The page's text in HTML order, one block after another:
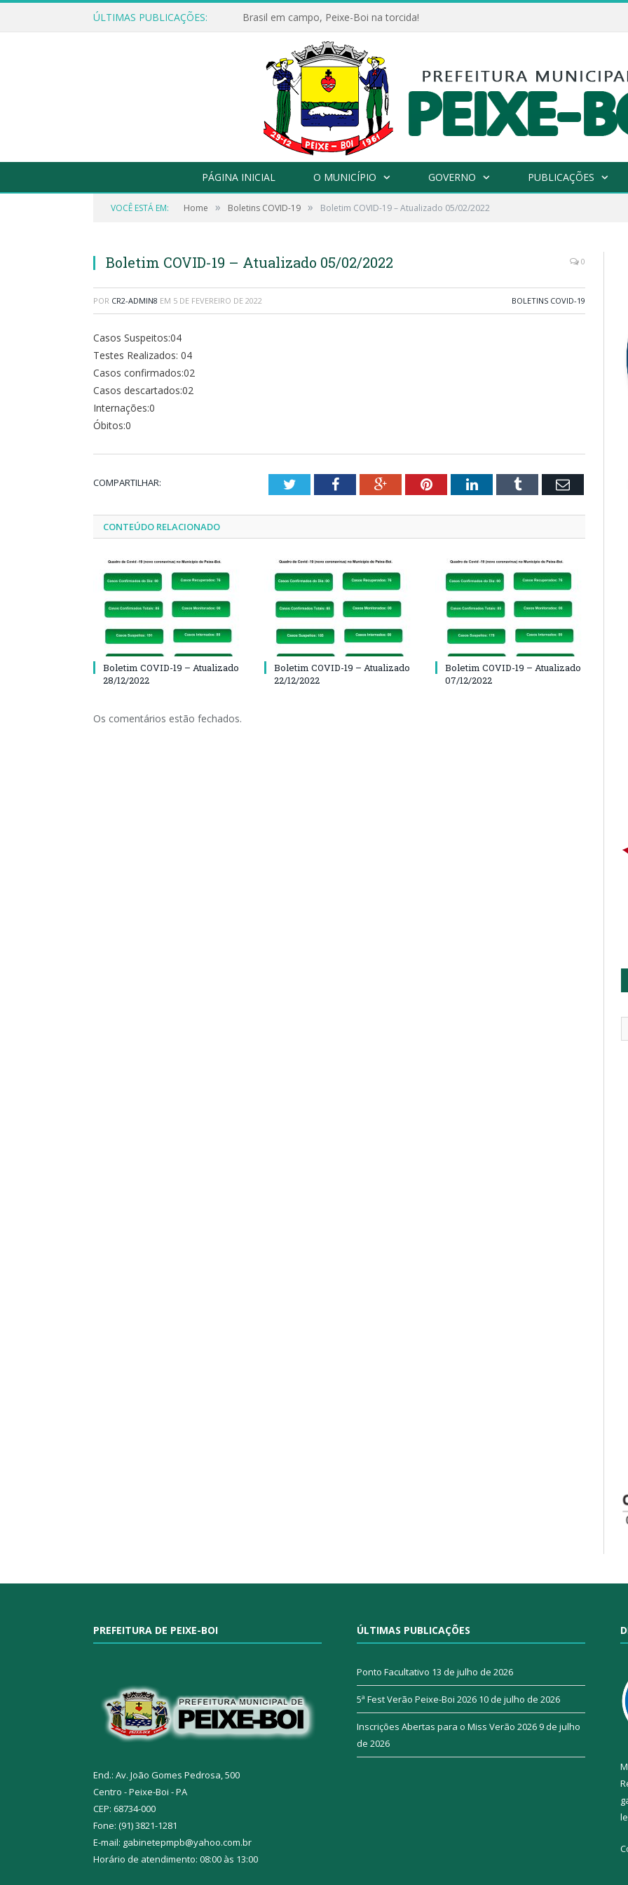
ÚLTIMAS PUBLICAÇÕES: Brasil em campo, Peixe-Boi na torcida!
PÁGINA INICIAL O MUNICÍPIO GOVERNO PUBLICAÇÕES
VOCÊ ESTÁ EM: Home » Boletins COVID-19 » Boletim COVID-19 – Atualizado 05/02/2022
Boletim COVID-19 – Atualizado 05/02/2022 0
POR CR2-ADMIN8 EM 5 DE FEVEREIRO DE 2022 BOLETINS COVID-19
Casos Suspeitos:04
Testes Realizados: 04
Casos confirmados:02
Casos descartados:02
Internações:0
Óbitos:0
COMPARTILHAR: TwitterFacebookGoogle+PinterestLinkedInTumblr Email
CONTEÚDO RELACIONADO
Boletim COVID-19 – Atualizado
28/12/2022
Boletim COVID-19 – Atualizado
22/12/2022
Boletim COVID-19 – Atualizado
07/12/2022
Os comentários estão fechados.
PREFEITURA DE PEIXE-BOI
End.: Av. João Gomes Pedrosa, 500
Centro - Peixe-Boi - PA
CEP: 68734-000
Fone: (91) 3821-1281
E-mail: gabinetepmpb@yahoo.com.br
Horário de atendimento: 08:00 às 13:00
ÚLTIMAS PUBLICAÇÕES
Ponto Facultativo 13 de julho de 2026
5ª Fest Verão Peixe-Boi 2026 10 de julho de 2026
Inscrições Abertas para o Miss Verão 20269 de julho
de 2026